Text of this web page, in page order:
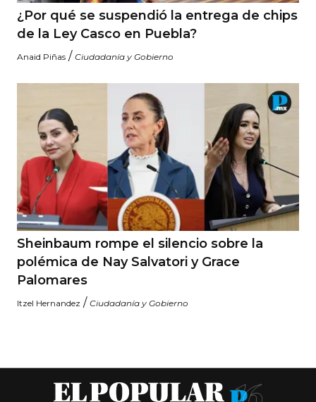
¿Por qué se suspendió la entrega de chips
de la Ley Casco en Puebla?
Anaid Piñas / Ciudadanía y Gobierno
Sheinbaum rompe el silencio sobre la
polémica de Nay Salvatori y Grace
Palomares
Itzel Hernandez / Ciudadanía y Gobierno